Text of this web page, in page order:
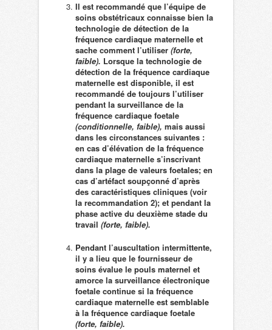
Il est recommandé que l’équipe de
soins obstétricaux connaisse bien la
technologie de détection de la
fréquence cardiaque maternelle et
sache comment l’utiliser (forte,
faible). Lorsque la technologie de
détection de la fréquence cardiaque
maternelle est disponible, il est
recommandé de toujours l’utiliser
pendant la surveillance de la
fréquence cardiaque foetale
(conditionnelle, faible), mais aussi
dans les circonstances suivantes :
en cas d’élévation de la fréquence
cardiaque maternelle s’inscrivant
dans la plage de valeurs foetales; en
cas d’artéfact soupçonné d’après
des caractéristiques cliniques (voir
la recommandation 2); et pendant la
phase active du deuxième stade du
travail (forte, faible).
Pendant l’auscultation intermittente,
il y a lieu que le fournisseur de
soins évalue le pouls maternel et
amorce la surveillance électronique
foetale continue si la fréquence
cardiaque maternelle est semblable
à la fréquence cardiaque foetale
(forte, faible).